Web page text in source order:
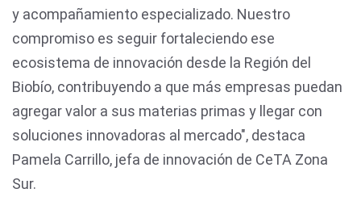
y acompañamiento especializado. Nuestro
compromiso es seguir fortaleciendo ese
ecosistema de innovación desde la Región del
Biobío, contribuyendo a que más empresas puedan
agregar valor a sus materias primas y llegar con
soluciones innovadoras al mercado", destaca
Pamela Carrillo, jefa de innovación de CeTA Zona
Sur.